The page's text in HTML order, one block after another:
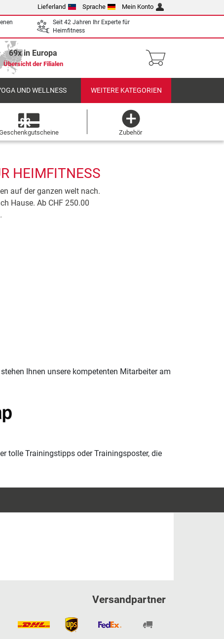
Lieferland Sprache Mein Konto
Seit 42 Jahren Ihr Experte für
Heimfitness
69x in Europa
Übersicht der Filialen
UND WELLNESS WEITERE KATEGORIEN
Zubehör
HEIMFITNESS
auf der ganzen welt nach.
Hause. Ab CHF 250.00
Ihnen unsere kompetenten Mitarbeiter am
tolle Trainingstipps oder Trainingsposter, die
Versandpartner